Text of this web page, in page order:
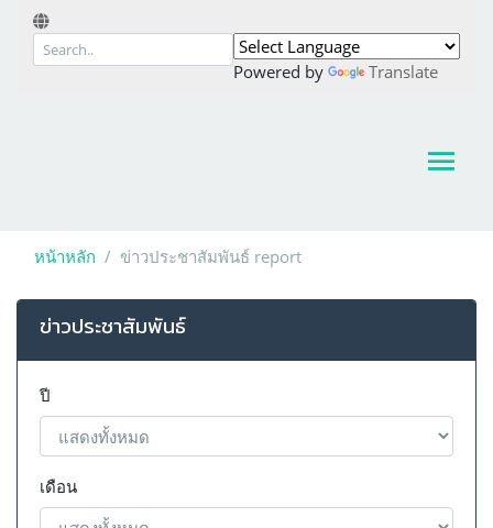
Powered by Translate
หน้าหลัก ข่าวประชาสัมพันธ์ report
ข่าวประชาสัมพันธ์
ปี
เดือน